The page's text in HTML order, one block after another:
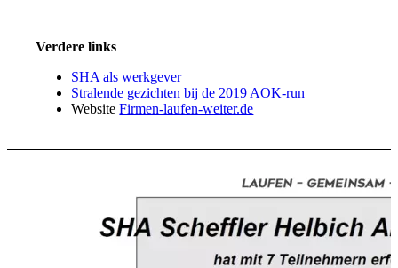
Verdere links
SHA als werkgever
Stralende gezichten bij de 2019 AOK-run
WebsiteFirmen-laufen-weiter.de